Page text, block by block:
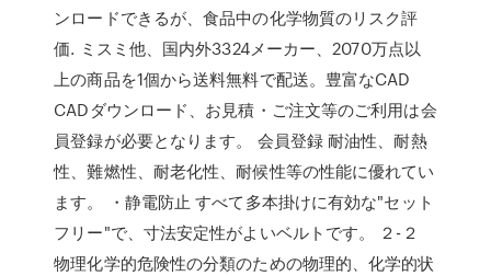
ンロードできるが、食品中の化学物質のリスク評
価. ミスミ他、国内外3324メーカー、2070万点以
上の商品を1個から送料無料で配送。豊富なCAD
CADダウンロード、お見積・ご注文等のご利用は会
員登録が必要となります。 会員登録 耐油性、耐熱
性、難燃性、耐老化性、耐候性等の性能に優れてい
ます。 ・静電防止 すべて多本掛けに有効な"セット
フリー"で、寸法安定性がよいベルトです。 ２-２
物理化学的危険性の分類のための物理的、化学的状